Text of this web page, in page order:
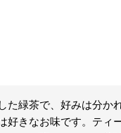
た緑茶で、好みは分か
好きなお味です。ティ